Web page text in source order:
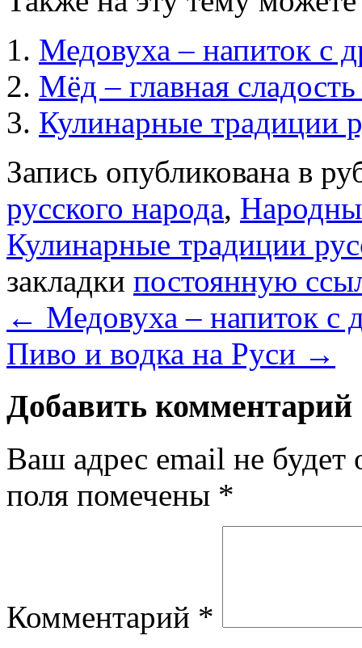
Медовуха – напиток с
Мёд – главная
Кулинарные традиции
Запись опубликована в
русского народа,
Кулинарные традиции
закладки постоянную
← Медовуха – напиток с
Пиво и водка на Руси →
Добавить комментарий
Ваш адрес email не будет
поля помечены *
Комментарий *